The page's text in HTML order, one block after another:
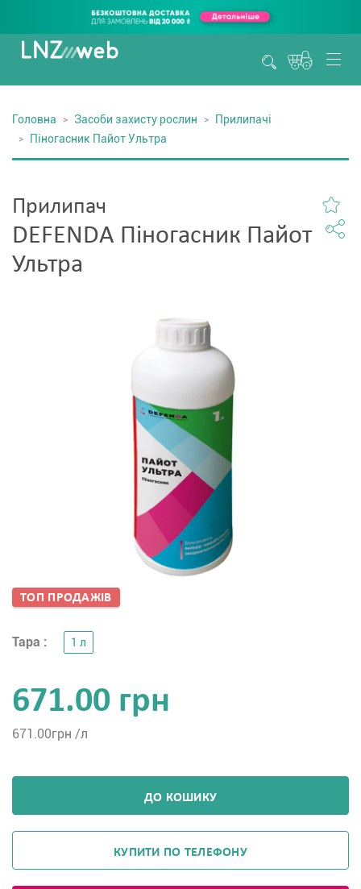
Головна Засоби захисту рослин
Прилипачі
Піногасник Пайот Ультра
Прилипач
DEFENDA Піногасник Пайот
Ультра
ТОП ПРОДАЖIВ
Тара : 1 л
671.00 грн
671.00грн /л
ДО КОШИКУ
КУПИТИ ПО ТЕЛЕФОНУ